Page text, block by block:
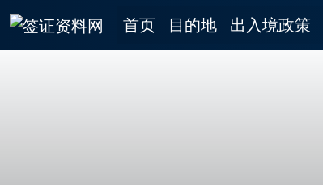
首页 目的地 出入境政策